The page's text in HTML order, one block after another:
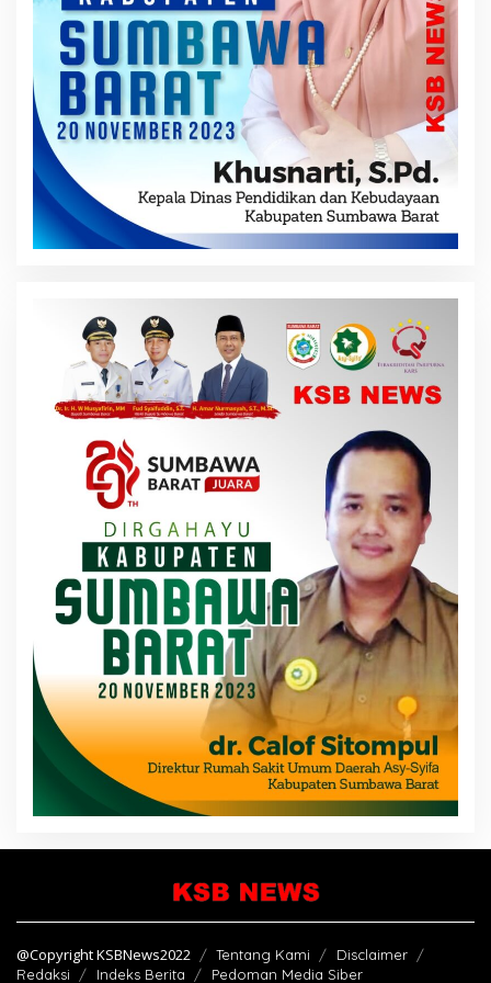
@Copyright KSBNews2022 Tentang Kami
Disclaimer
Redaksi
Indeks Berita Pedoman Media Siber